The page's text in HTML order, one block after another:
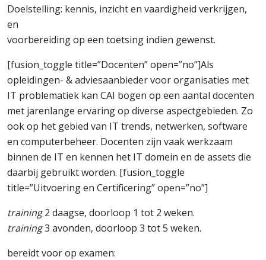
Doelstelling: kennis, inzicht en vaardigheid verkrijgen,
en
voorbereiding op een toetsing indien gewenst.
[fusion_toggle title=”Docenten” open=”no”]Als
opleidingen- & adviesaanbieder voor organisaties met
IT problematiek kan CAI bogen op een aantal docenten
met jarenlange ervaring op diverse aspectgebieden. Zo
ook op het gebied van IT trends, netwerken, software
en computerbeheer. Docenten zijn vaak werkzaam
binnen de IT en kennen het IT domein en de assets die
daarbij gebruikt worden. [fusion_toggle
title=”Uitvoering en Certificering” open=”no”]
training2 daagse, doorloop 1 tot 2 weken.
training3 avonden, doorloop 3 tot 5 weken.
bereidt voor op examen: